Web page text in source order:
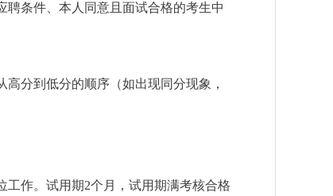
条件、本人同意且面试合格的考生中
高分到低分的顺序（如出现同分现象，
工作。试用期2个月，试用期满考核合格